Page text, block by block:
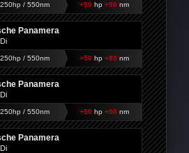
/ 550nm +50 hp +90 nm
Panamera
/ 550nm +50 hp +90 nm
Panamera
/ 550nm +50 hp +90 nm
Panamera